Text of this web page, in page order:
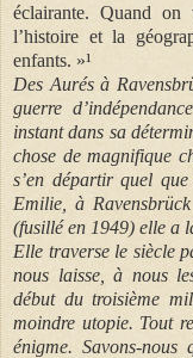
éclairante. Quand
l’histoire et la
enfants. »¹
Des Aurés à
guerre
instant dans sa
chose de magnifique
s’en départir quel que
Emilie, à
(fusillé en 1949) elle a
Elle traverse le siècle
nous laisse, à nous
début du troisième
moindre utopie. Tout
énigme. Savons-